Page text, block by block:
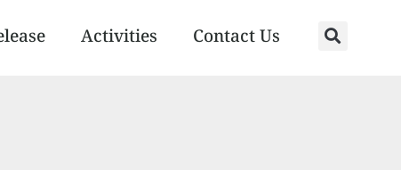
Activities Contact Us